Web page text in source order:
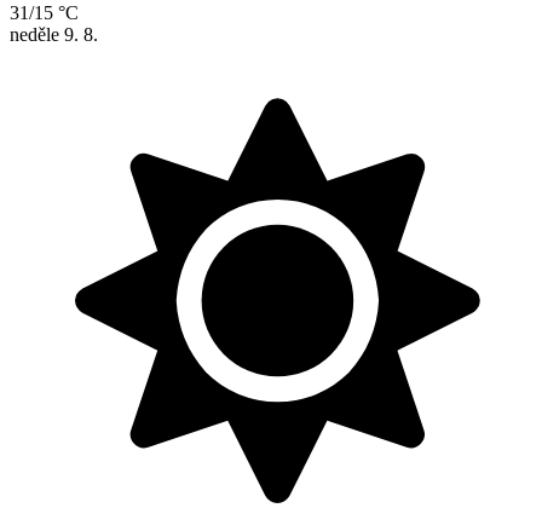
31/15 °C
neděle 9. 8.